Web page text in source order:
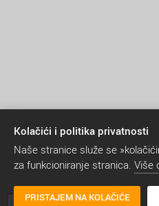
Kolačići i politika privatnosti
Naše stranice služe se
za funkcioniranje stranica. Više
PRISTAJEM NA KOLAČIĆE